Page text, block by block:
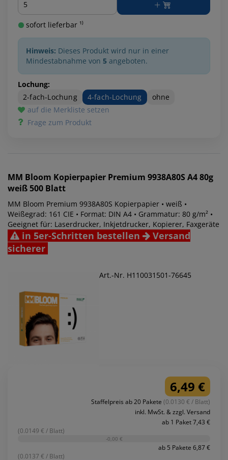
sofort lieferbar ¹⁾
Hinweis: Dieses Produkt wird nur in einer
Mindestabnahme von 5 angeboten.
Lochung:
2-fach-Lochung
4-fach-Lochung
ohne
auf die Merkliste setzen
Frage zum Produkt
MM Bloom Kopierpapier Premium 9938A80S A4 80g
weiß 500 Blatt
MM Bloom Premium 9938A80S Kopierpapier • weiß •
Weißegrad: 161 CIE • Format: DIN A4 • Grammatur: 80 g/m² •
Geeignet für: Laserdrucker, Inkjetdrucker, Kopierer, Faxgeräte
in 5er-Schritten bestellen
Versand
sicherer
Art.-Nr. H110031501-76645
6,49 €
Staffelpreis ab 20 Pakete (0.0130 € / Blatt)
inkl. MwSt. & zzgl. Versand
ab 1 Paket 7,43 €
(0.0149 € / Blatt)
-0,00 €
ab 5 Pakete 6,87 €
(0.0137 € / Blatt)